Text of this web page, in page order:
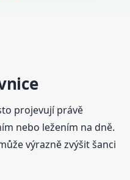
projevují právě
nebo ležením na dně.
výrazně zvýšit šanci